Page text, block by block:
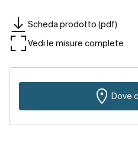
Scheda prodotto (pdf)
Vedi le misure complete
Dove